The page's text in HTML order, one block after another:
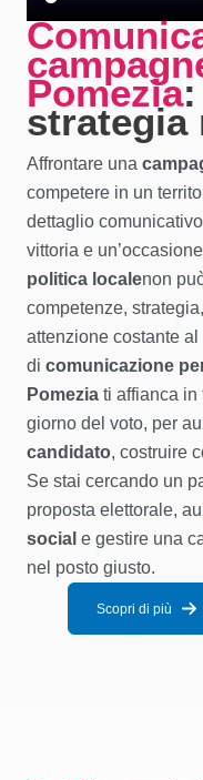
Pomezia:
strategia
Affrontare una
competere in un
dettaglio
vittoria e
politica localenon
competenze,
attenzione costante
di comunicazione
Pomezia ti affianca in
giorno del voto, per
candidato, costruire
Se stai cercando un
proposta elettorale,
social e gestire una
nel posto giusto.
Scopri di più